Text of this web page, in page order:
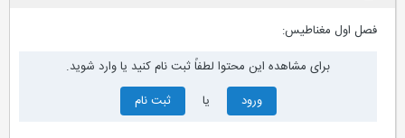
فصل اول مغناطیس:
برای مشاهده این محتوا لطفاً ثبت نام کنید یا وارد شوید.
ورود
ثبت نام